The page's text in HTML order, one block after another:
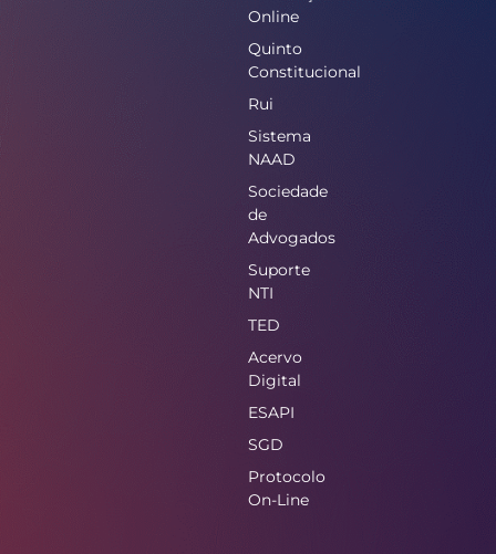
Online
Quinto
Constitucional
Rui
Sistema
NAAD
Sociedade
de
Advogados
Suporte
NTI
TED
Acervo
Digital
ESAPI
SGD
Protocolo
On-Line